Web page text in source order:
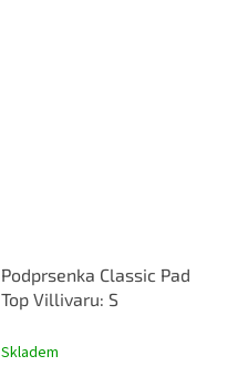
Podprsenka Classic Pad
Top Villivaru: S
Skladem